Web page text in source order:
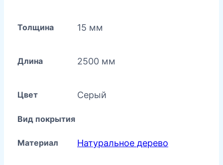
Толщина 15 мм
Длина 2500 мм
Цвет Серый
Вид покрытия
Материал Натуральное дерево